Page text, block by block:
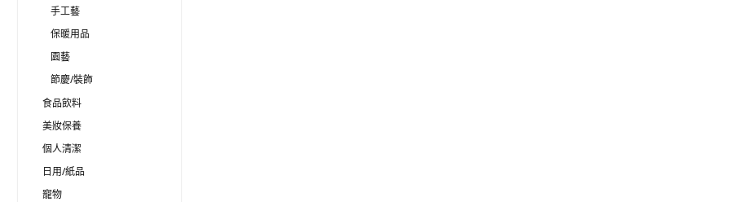
手工藝
保暖用品
園藝
節慶/裝飾
食品飲料
美妝保養
個人清潔
日用/紙品
寵物